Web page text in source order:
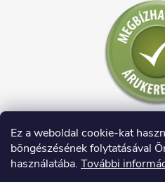
Ez a weboldal cookie-kat
böngészésének folytatásával
használatába. További